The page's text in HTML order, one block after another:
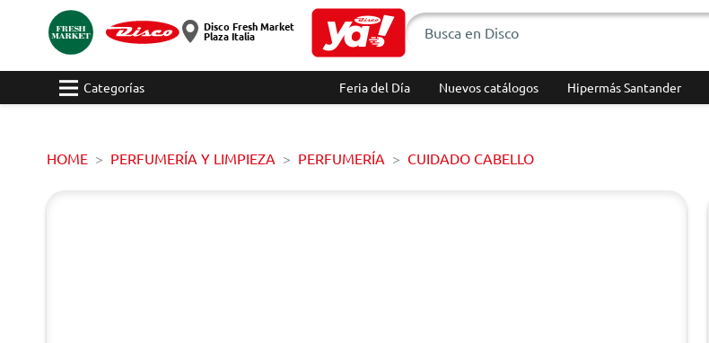
Disco Fresh Market
Plaza Italia
Categorías Feria del Día Nuevos catálogos Hipermás Santander
HOME PERFUMERÍA Y LIMPIEZA PERFUMERÍA CUIDADO CABELLO